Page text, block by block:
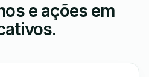
e ações em